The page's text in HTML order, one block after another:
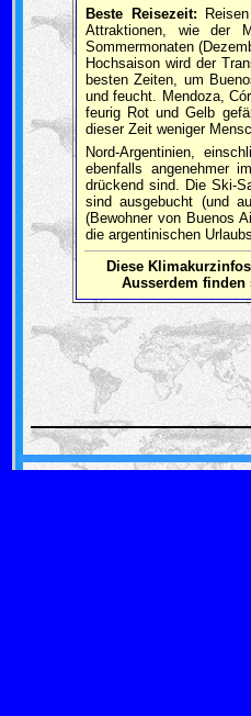
Beste Reisezeit:
Attraktionen, wie der
Sommermonaten
Hochsaison wird der
besten Zeiten, um
und feucht. Mendoza,
feurig Rot und Gelb
dieser Zeit weniger
Nord-Argentinien,
ebenfalls angenehmer
drückend sind. Die Ski-
sind ausgebucht (und
(Bewohner von Buenos
die argentinischen
Diese
Ausserdem finden